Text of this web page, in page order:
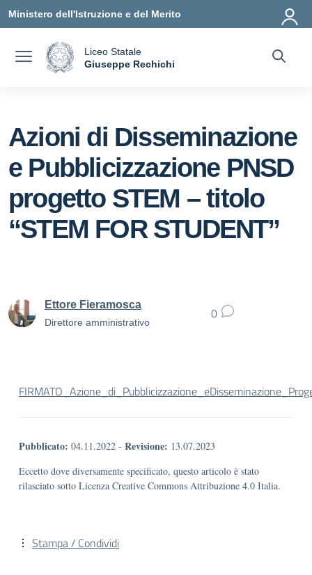
Vai ai contenuti
Vai al menu di navigazione
Vai al footer
Ministero dell'Istruzione e del Merito
Liceo Statale
Giuseppe Rechichi
Azioni di Disseminazione
e Pubblicizzazione PNSD
progetto STEM – titolo
“STEM FOR STUDENT”
Ettore Fieramosca
Direttore amministrativo
0
Pubblicato: 04.11.2022 - Revisione: 13.07.2023
Eccetto dove diversamente specificato, questo articolo è stato
rilasciato sotto Licenza Creative Commons Attribuzione 4.0 Italia.
Stampa / Condividi